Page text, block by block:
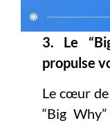
3. Le
propulse
Le cœur
“Big